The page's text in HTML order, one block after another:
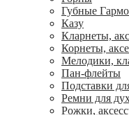
Губные
Казу
Кларнеты,
Корнеты,
Мелодики,
Пан-флейты
Подставки
Ремни для
Рожки,